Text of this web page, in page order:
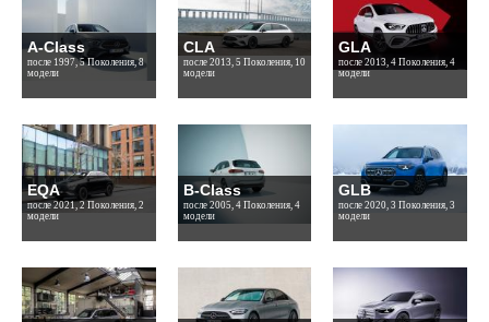
A-Class
после 1997, 5 Поколения, 8
модели
CLA
после 2013, 5 Поколения, 10
модели
GLA
после 2013, 4 Поколения, 4
модели
EQA
после 2021, 2 Поколения, 2
модели
B-Class
после 2005, 4 Поколения, 4
модели
GLB
после 2020, 3 Поколения, 3
модели